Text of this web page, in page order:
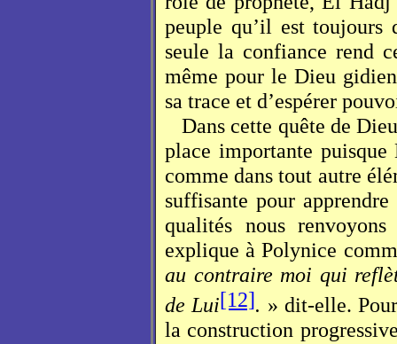
peuple qu’il est toujours
seule la confiance rend
même pour le Dieu
sa trace et d’espérer
Dans cette quête de
place importante
comme dans tout autre
suffisante pour
qualités nous
explique à Polynice
au contraire moi qui
de Lui[12]. » dit-elle.
la construction